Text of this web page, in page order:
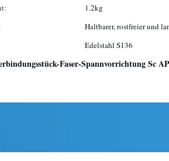
1.2kg
Haltbarer, rostfreier und
Edelstahl S136
Faser-Spannvorrichtung Sc